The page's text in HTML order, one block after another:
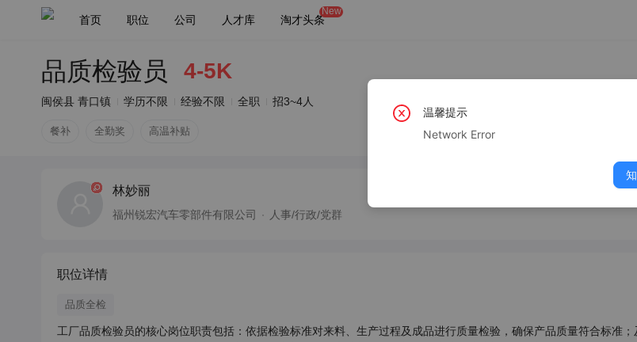
首页 职位 公司 人才库 淘才头条
New
品质检验员 4-5K
闽侯县 青口镇 学历不限 经验不限 全职 招3~4人
餐补 全勤奖 高温补贴
林妙丽
福州锐宏汽车零部件有限公司 人事/行政/党群
职位详情
品质全检
工厂品质检验员的核心岗位职责包括：依据检验标准对来料、生产过程及成品进行质量检验，确保产品质量符合标准
温馨提示
Network Error